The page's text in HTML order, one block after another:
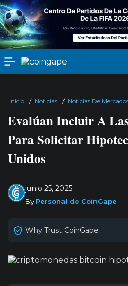
Inicio / Noticias / Noticias De
Evalúan Incluir A
Para Solicitar
Unidos
junio 25, 2025
By Personal de CoinGape
Why Trust CoinGape